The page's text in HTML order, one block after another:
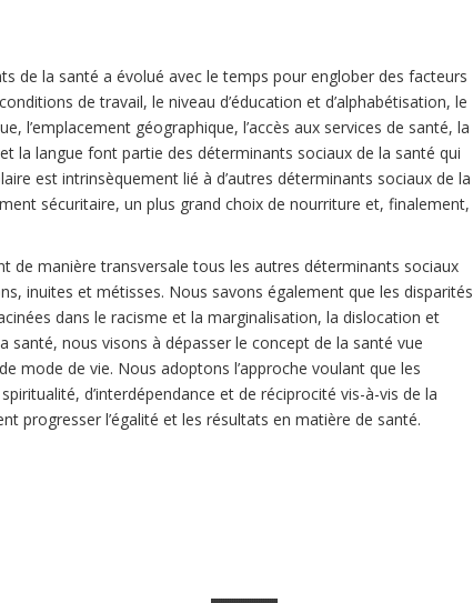
de la santé a évolué avec le temps pour englober des facteurs
de travail, le niveau d’éducation et d’alphabétisation, le
l’emplacement géographique, l’accès aux services de santé, la
la langue font partie des déterminants sociaux de la santé qui
est intrinsèquement lié à d’autres déterminants sociaux de la
sécuritaire, un plus grand choix de nourriture et, finalement,
de manière transversale tous les autres déterminants sociaux
inuites et métisses. Nous savons également que les disparités
dans le racisme et la marginalisation, la dislocation et
santé, nous visons à dépasser le concept de la santé vue
mode de vie. Nous adoptons l’approche voulant que les
d’interdépendance et de réciprocité vis-à-vis de la
progresser l’égalité et les résultats en matière de santé.